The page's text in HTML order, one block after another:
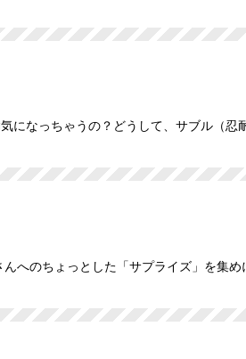
なっちゃうの？どうして、サブル（
へのちょっとした「サプライズ」を集